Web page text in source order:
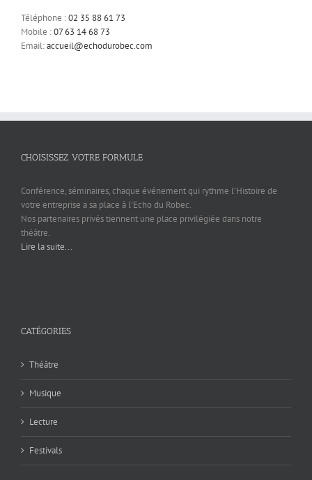
Téléphone :02 35 88 61 73
Mobile :07 63 14 68 73
Email:accueil@echodurobec.com
CHOISISSEZ VOTRE FORMULE
Conférence, séminaires, chaque événement qui rythme l’Histoire de
votre entreprise a sa place à l’Echo du Robec.
Nos partenaires privés tiennent une place privilégiée dans notre
théâtre.
Lire la suite...
CATÉGORIES
Théâtre
Musique
Lecture
Festivals